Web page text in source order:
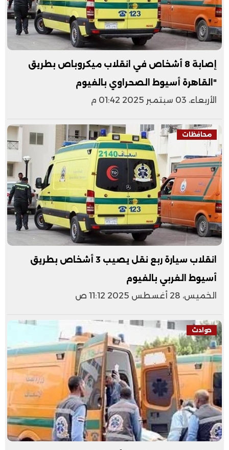
إصابة 8 أشخاص في انقلاب ميكروباص بطريق
"القاهرة أسيوط الصحراوي بالفيوم
الأربعاء، 03 سبتمبر 2025 01:42 م
محافظات
انقلاب سيارة ربع نقل يصيب 3 أشخاص بطريق
أسيوط الغربي بالفيوم
الخميس، 28 أغسطس 2025 11:12 ص
حوادث